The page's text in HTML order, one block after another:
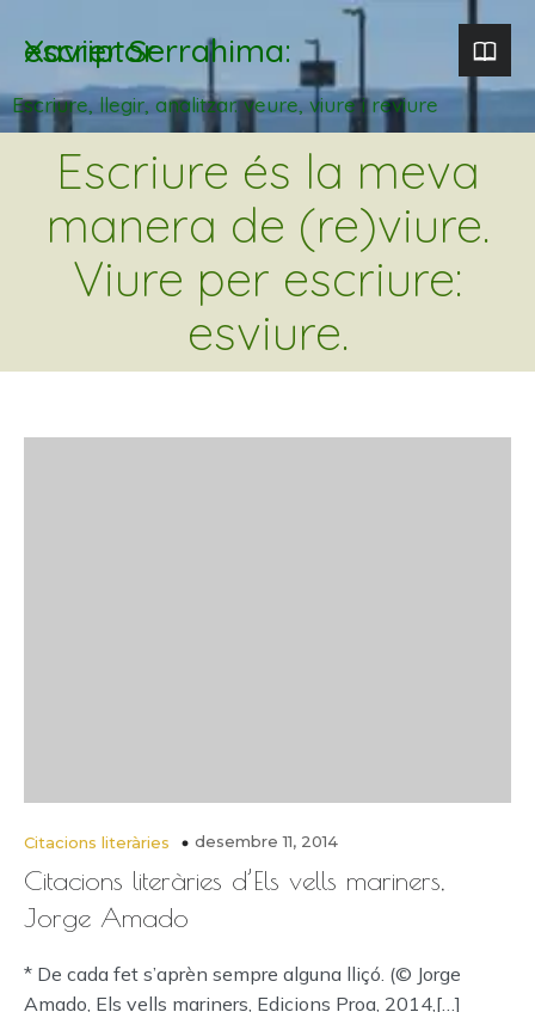
Xavier Serrahima: escriptor
Escriure, llegir, analitzar. veure, viure i reviure
Escriure és la meva
manera de (re)viure.
Viure per escriure:
esviure.
Citacions literàries desembre 11, 2014
Citacions literàries d’Els vells mariners,
Jorge Amado
* De cada fet s’aprèn sempre alguna lliçó. (© Jorge
Amado, Els vells mariners, Edicions Proa, 2014,[…]